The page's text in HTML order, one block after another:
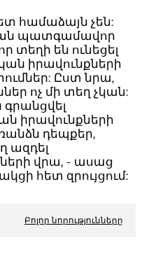
համաձայն չեն:
պատգամավոր
տեղի են ունեցել
իրավունքների
Ըստ նրա,
ոչ մի տեղ չկան:
իրավունքների
դեպքեր,
ազդել
վրա, - ասաց
հետ զրույցում:
Բոլոր նորությունները